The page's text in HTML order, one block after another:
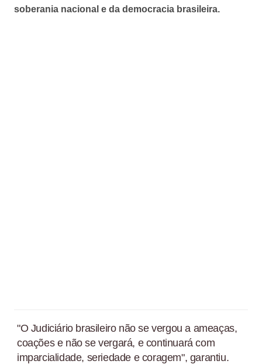
soberania nacional e da democracia brasileira.
"O Judiciário brasileiro não se vergou a ameaças,
coações e não se vergará, e continuará com
imparcialidade, seriedade e coragem", garantiu.